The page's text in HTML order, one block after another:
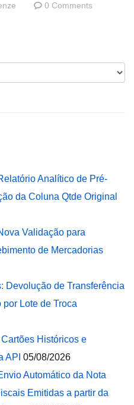
0 Comments
Analítico de Pré-
da Coluna Qtde Original
Validação para
de Mercadorias
Devolução de Transferência
Lote de Troca
Históricos e
API 05/08/2026
Automático da Nota
Emitidas a partir da